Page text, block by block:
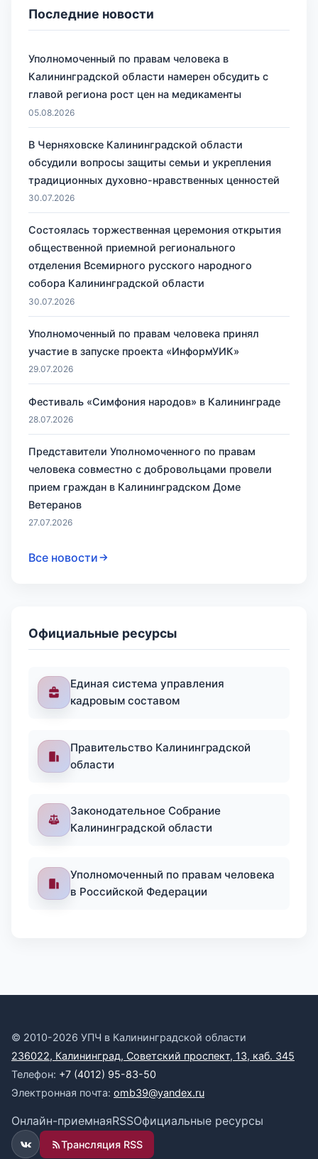
Последние новости
Уполномоченный по правам человека в
Калининградской области намерен обсудить с
главой региона рост цен на медикаменты
05.08.2026
В Черняховске Калининградской области
обсудили вопросы защиты семьи и укрепления
традиционных духовно-нравственных ценностей
30.07.2026
Состоялась торжественная церемония открытия
общественной приемной регионального
отделения Всемирного русского народного
собора Калининградской области
30.07.2026
Уполномоченный по правам человека принял
участие в запуске проекта «ИнформУИК»
29.07.2026
Фестиваль «Симфония народов» в Калининграде
28.07.2026
Представители Уполномоченного по правам
человека совместно с добровольцами провели
прием граждан в Калининградском Доме
Ветеранов
27.07.2026
Все новости
Официальные ресурсы
Единая система управления
кадровым составом
Правительство Калининградской
области
Законодательное Собрание
Калининградской области
Уполномоченный по правам человека
в Российской Федерации
© 2010-2026 УПЧ в Калининградской области
236022, Калининград, Советский проспект, 13, каб. 345
Телефон: +7 (4012) 95-83-50
Электронная почта: omb39@yandex.ru
Онлайн-приемнаяRSSОфициальные ресурсы
ВКонтакте
Трансляция RSS